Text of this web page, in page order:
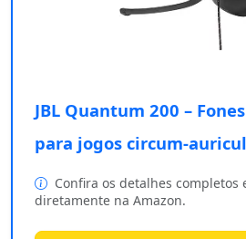
JBL Quantum 200 –
para jogos circum-
Confira os detalhes completos
diretamente na Amazon.